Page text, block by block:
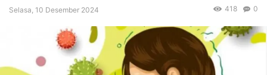
Selasa, 10 Desember 2024 0
418